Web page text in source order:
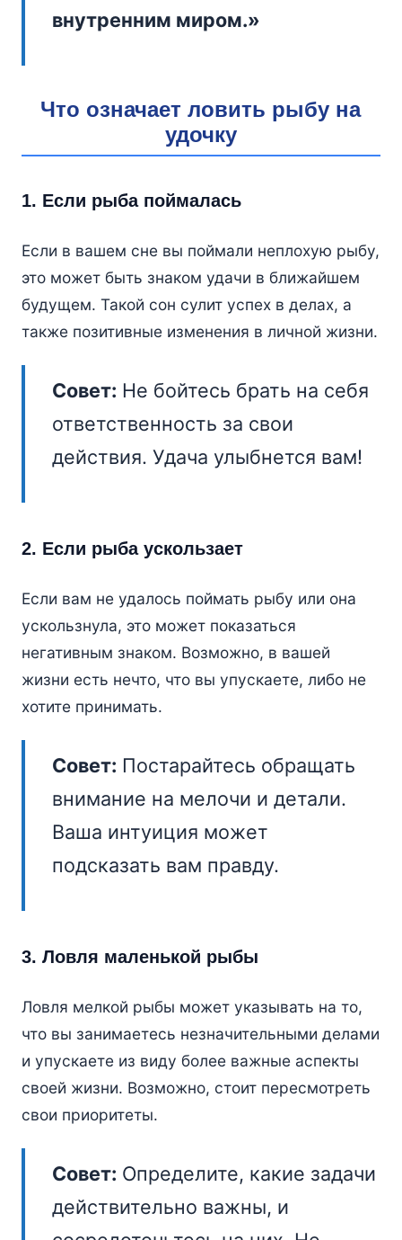
внутренним миром.»
Что означает ловить рыбу на
удочку
1. Если рыба поймалась
Если в вашем сне вы поймали неплохую рыбу,
это может быть знаком удачи в ближайшем
будущем. Такой сон сулит успех в делах, а
также позитивные изменения в личной жизни.
Совет: Не бойтесь брать на себя
ответственность за свои
действия. Удача улыбнется вам!
2. Если рыба ускользает
Если вам не удалось поймать рыбу или она
ускользнула, это может показаться
негативным знаком. Возможно, в вашей
жизни есть нечто, что вы упускаете, либо не
хотите принимать.
Совет: Постарайтесь обращать
внимание на мелочи и детали.
Ваша интуиция может
подсказать вам правду.
3. Ловля маленькой рыбы
Ловля мелкой рыбы может указывать на то,
что вы занимаетесь незначительными делами
и упускаете из виду более важные аспекты
своей жизни. Возможно, стоит пересмотреть
свои приоритеты.
Совет: Определите, какие задачи
действительно важны, и